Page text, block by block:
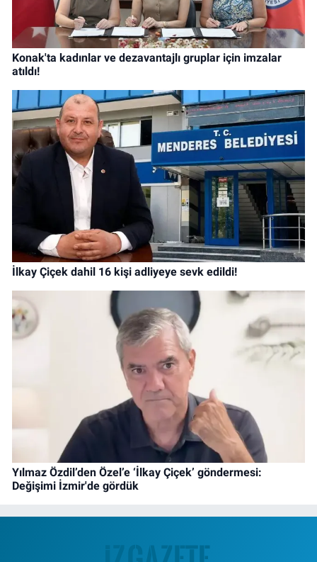
Konak'ta kadınlar ve dezavantajlı gruplar için imzalar
atıldı!
İlkay Çiçek dahil 16 kişi adliyeye sevk edildi!
Yılmaz Özdil’den Özel’e ‘İlkay Çiçek’ göndermesi:
Değişimi İzmir'de gördük